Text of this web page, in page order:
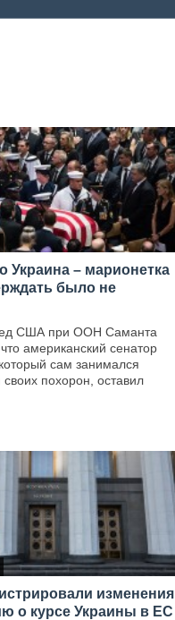
Украина – марионетка
было не
США при ООН Саманта
американский сенатор
сам занимался
похорон, оставил
изменения
о курсе Украины в ЕС